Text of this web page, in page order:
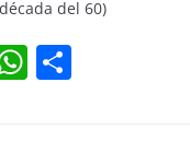
del 60)
W